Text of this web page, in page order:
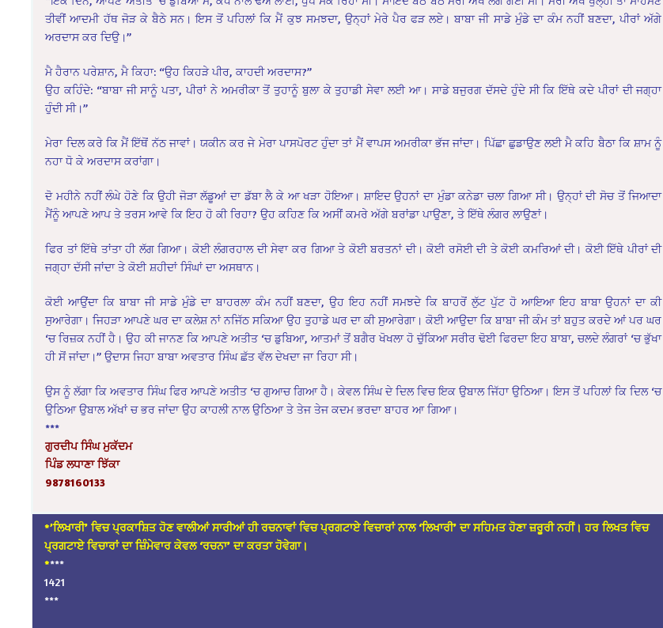
ਤੀਵੀਂ ਆਦਮੀ ਹੱਥ ਜੋੜ ਕੇ ਬੈਠੇ ਸਨ। ਇਸ ਤੋਂ ਪਹਿਲਾਂ ਕਿ ਮੈਂ ਕੁਝ ਸਮਝਦਾ, ਉਨ੍ਹਾਂ ਮੇਰੇ ਪੈਰ ਫੜ ਲਏ। ਬਾਬਾ ਜੀ ਸਾਡੇ ਮੁੰਡੇ ਦਾ ਕੰਮ ਨਹੀਂ ਬਣਦਾ, ਪੀਰਾਂ ਅੱਗੇ
ਅਰਦਾਸ ਕਰ ਦਿਉ।”
ਮੈ ਹੈਰਾਨ ਪਰੇਸ਼ਾਨ, ਮੈ ਕਿਹਾ: “ਉਹ ਕਿਹੜੇ ਪੀਰ, ਕਾਹਦੀ ਅਰਦਾਸ?”
ਉਹ ਕਹਿੰਦੇ: “ਬਾਬਾ ਜੀ ਸਾਨੂੰ ਪਤਾ, ਪੀਰਾਂ ਨੇ ਅਮਰੀਕਾ ਤੋਂ ਤੁਹਾਨੂੰ ਬੁਲਾ ਕੇ ਤੁਹਾਡੀ ਸੇਵਾ ਲਈ ਆ। ਸਾਡੇ ਬਜੁਰਗ ਦੱਸਦੇ ਹੁੰਦੇ ਸੀ ਕਿ ਇੱਥੇ ਕਦੇ ਪੀਰਾਂ ਦੀ ਜਗ੍ਹਾ
ਹੁੰਦੀ ਸੀ।”
ਮੇਰਾ ਦਿਲ ਕਰੇ ਕਿ ਮੈਂ ਇੱਥੋਂ ਨੱਠ ਜਾਵਾਂ। ਯਕੀਨ ਕਰ ਜੇ ਮੇਰਾ ਪਾਸਪੋਰਟ ਹੁੰਦਾ ਤਾਂ ਮੈਂ ਵਾਪਸ ਅਮਰੀਕਾ ਭੱਜ ਜਾਂਦਾ। ਪਿੱਛਾ ਛੁਡਾਉਣ ਲਈ ਮੈ ਕਹਿ ਬੈਠਾ ਕਿ ਸ਼ਾਮ ਨੂੰ
ਨਹਾ ਧੋ ਕੇ ਅਰਦਾਸ ਕਰਾਂਗਾ।
ਦੋ ਮਹੀਨੇ ਨਹੀਂ ਲੰਘੇ ਹੋਣੇ ਕਿ ਉਹੀ ਜੋੜਾ ਲੱਡੂਆਂ ਦਾ ਡੱਬਾ ਲੈ ਕੇ ਆ ਖੜਾ ਹੋਇਆ। ਸ਼ਾਇਦ ਉਹਨਾਂ ਦਾ ਮੁੰਡਾ ਕਨੇਡਾ ਚਲਾ ਗਿਆ ਸੀ। ਉਨ੍ਹਾਂ ਦੀ ਸੋਚ ਤੋਂ ਜਿਆਦਾ
ਮੈਂਨੂੰ ਆਪਣੇ ਆਪ ਤੇ ਤਰਸ ਆਵੇ ਕਿ ਇਹ ਹੋ ਕੀ ਰਿਹਾ? ਉਹ ਕਹਿਣ ਕਿ ਅਸੀਂ ਕਮਰੇ ਅੱਗੇ ਬਰਾਂਡਾ ਪਾਉਣਾ, ਤੇ ਇੱਥੇ ਲੰਗਰ ਲਾਉਣਾਂ।
ਫਿਰ ਤਾਂ ਇੱਥੇ ਤਾਂਤਾ ਹੀ ਲੱਗ ਗਿਆ। ਕੋਈ ਲੰਗਰਹਾਲ ਦੀ ਸੇਵਾ ਕਰ ਗਿਆ ਤੇ ਕੋਈ ਬਰਤਨਾਂ ਦੀ। ਕੋਈ ਰਸੋਈ ਦੀ ਤੇ ਕੋਈ ਕਮਰਿਆਂ ਦੀ। ਕੋਈ ਇੱਥੇ ਪੀਰਾਂ ਦੀ
ਜਗ੍ਹਾ ਦੱਸੀ ਜਾਂਦਾ ਤੇ ਕੋਈ ਸ਼ਹੀਦਾਂ ਸਿੰਘਾਂ ਦਾ ਅਸਥਾਨ।
ਕੋਈ ਆਉਂਦਾ ਕਿ ਬਾਬਾ ਜੀ ਸਾਡੇ ਮੁੰਡੇ ਦਾ ਬਾਹਰਲਾ ਕੰਮ ਨਹੀਂ ਬਣਦਾ, ਉਹ ਇਹ ਨਹੀਂ ਸਮਝਦੇ ਕਿ ਬਾਹਰੋਂ ਲੁੱਟ ਪੁੱਟ ਹੋ ਆਇਆ ਇਹ ਬਾਬਾ ਉਹਨਾਂ ਦਾ ਕੀ
ਸੁਆਰੇਗਾ। ਜਿਹੜਾ ਆਪਣੇ ਘਰ ਦਾ ਕਲੇਸ਼ ਨਾਂ ਨਜਿੱਠ ਸਕਿਆ ਉਹ ਤੁਹਾਡੇ ਘਰ ਦਾ ਕੀ ਸੁਆਰੇਗਾ। ਕੋਈ ਆਉਦਾ ਕਿ ਬਾਬਾ ਜੀ ਕੰਮ ਤਾਂ ਬਹੁਤ ਕਰਦੇ ਆਂ ਪਰ ਘਰ
‘ਚ ਰਿਜ਼ਕ ਨਹੀਂ ਹੈ। ਉਹ ਕੀ ਜਾਨਣ ਕਿ ਆਪਣੇ ਅਤੀਤ ‘ਚ ਡੁਬਿਆ, ਆਤਮਾਂ ਤੋਂ ਬਗੈਰ ਖੋਖਲਾ ਹੋ ਚੁੱਕਿਆ ਸਰੀਰ ਢੋਈ ਫਿਰਦਾ ਇਹ ਬਾਬਾ, ਚਲਦੇ ਲੰਗਰਾਂ ‘ਚ ਭੁੱਖਾ
ਹੀ ਸੋਂ ਜਾਂਦਾ।” ਉਦਾਸ ਜਿਹਾ ਬਾਬਾ ਅਵਤਾਰ ਸਿੰਘ ਛੱਤ ਵੱਲ ਦੇਖਦਾ ਜਾ ਰਿਹਾ ਸੀ।
ਉਸ ਨੂੰ ਲੱਗਾ ਕਿ ਅਵਤਾਰ ਸਿੰਘ ਫਿਰ ਆਪਣੇ ਅਤੀਤ ‘ਚ ਗੁਆਚ ਗਿਆ ਹੈ। ਕੇਵਲ ਸਿੰਘ ਦੇ ਦਿਲ ਵਿਚ ਇਕ ਉਬਾਲ ਜਿੱਹਾ ਉਠਿਆ। ਇਸ ਤੋਂ ਪਹਿਲਾਂ ਕਿ ਦਿਲ ‘ਚ
ਉਠਿਆ ਉਬਾਲ ਅੱਖਾਂ ਚ ਭਰ ਜਾਂਦਾ ਉਹ ਕਾਹਲੀ ਨਾਲ ਉਠਿਆ ਤੇ ਤੇਜ ਤੇਜ ਕਦਮ ਭਰਦਾ ਬਾਹਰ ਆ ਗਿਆ।
***
ਗੁਰਦੀਪ ਸਿੰਘ ਮੁਕੱਦਮ
ਪਿੰਡ ਲਧਾਣਾ ਝਿੱਕਾ
9878160133
*’ਲਿਖਾਰੀ’ ਵਿਚ ਪ੍ਰਕਾਸ਼ਿਤ ਹੋਣ ਵਾਲੀਆਂ ਸਾਰੀਆਂ ਹੀ ਰਚਨਾਵਾਂ ਵਿਚ ਪ੍ਰਗਟਾਏ ਵਿਚਾਰਾਂ ਨਾਲ ‘ਲਿਖਾਰੀ’ ਦਾ ਸਹਿਮਤ ਹੋਣਾ ਜ਼ਰੂਰੀ ਨਹੀਂ। ਹਰ ਲਿਖਤ ਵਿਚ
ਪ੍ਰਗਟਾਏ ਵਿਚਾਰਾਂ ਦਾ ਜ਼ਿੰਮੇਵਾਰ ਕੇਵਲ ‘ਰਚਨਾ’ ਦਾ ਕਰਤਾ ਹੋਵੇਗਾ।
****
1421
***